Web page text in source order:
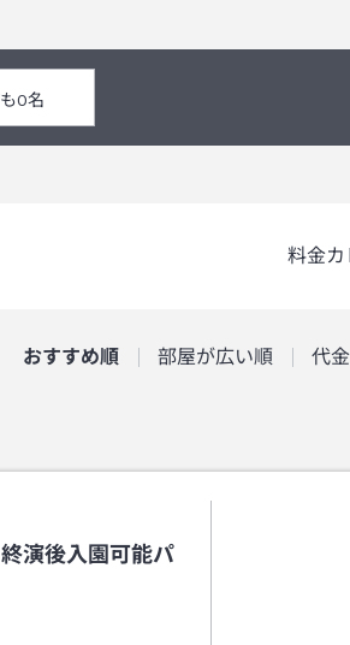
料金カ
おすすめ順 部屋が広い順 代
演後入園可能パ